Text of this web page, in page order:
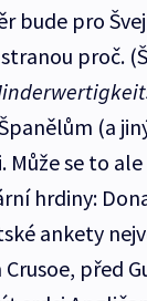
bude pro
proč.
(a
se to
hrdiny:
ankety
před